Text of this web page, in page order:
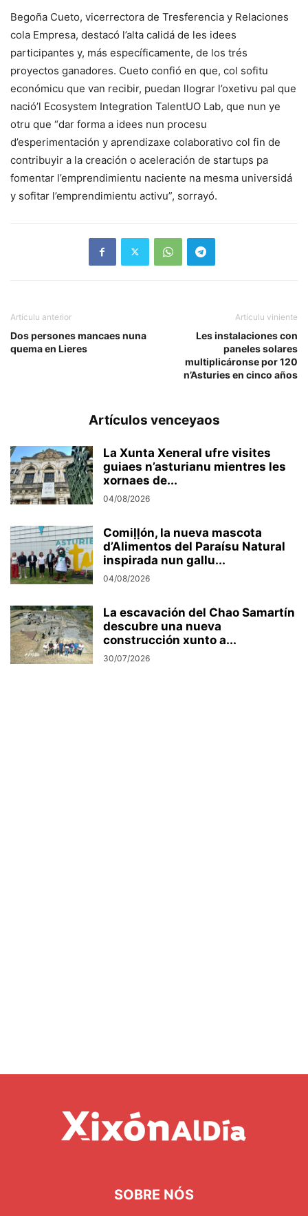
Begoña Cueto, vicerrectora de Tresferencia y Relaciones
cola Empresa, destacó l’alta calidá de les idees
participantes y, más específicamente, de los trés
proyectos ganadores. Cueto confió en que, col sofitu
económicu que van recibir, puedan llograr l’oxetivu pal que
nació’l Ecosystem Integration TalentUO Lab, que nun ye
otru que “dar forma a idees nun procesu
d’esperimentación y aprendizaxe colaborativo col fin de
contribuyir a la creación o aceleración de startups pa
fomentar l’emprendimientu naciente na mesma universidá
y sofitar l’emprendimientu activu”, sorrayó.
Artículu anterior
Dos persones mancaes nuna
quema en Lieres
Artículu viniente
Les instalaciones con
paneles solares
multiplicáronse por 120
n’Asturies en cinco años
Artículos venceyaos
La Xunta Xeneral ufre visites
guiaes n’asturianu mientres les
xornaes de...
04/08/2026
Comiḷḷón, la nueva mascota
d’Alimentos del Paraísu Natural
inspirada nun gallu...
04/08/2026
La escavación del Chao Samartín
descubre una nueva
construcción xunto a...
30/07/2026
SOBRE NÓS